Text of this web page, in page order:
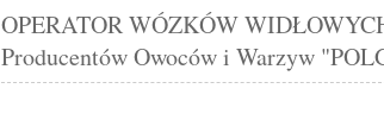
OPERATOR WÓZKÓW
Producentów Owoców i Warzyw